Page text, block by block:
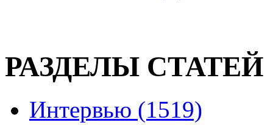
РАЗДЕЛЫ СТАТЕЙ
Интервью (1519)